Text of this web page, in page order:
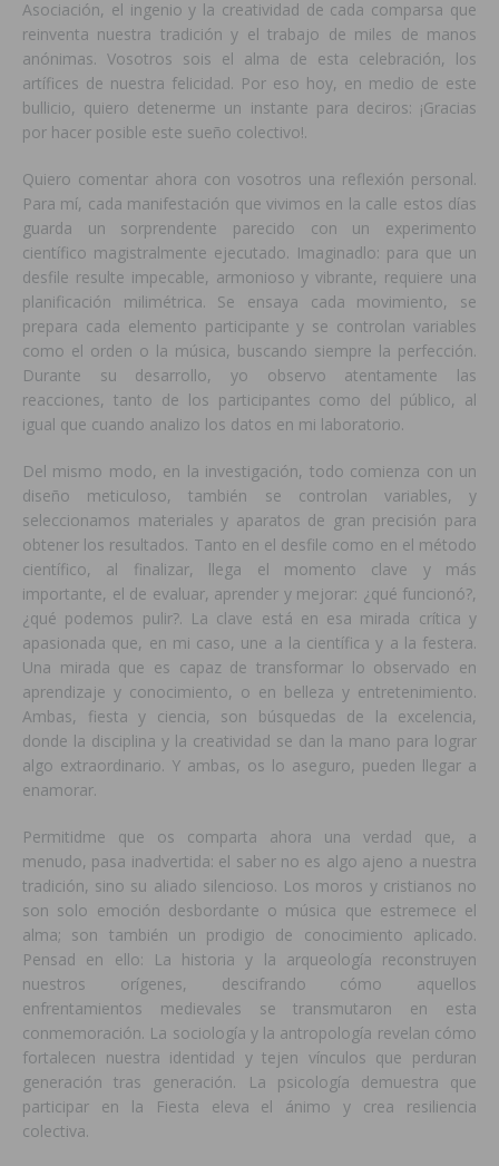
Asociación, el ingenio y la creatividad de cada comparsa que
reinventa nuestra tradición y el trabajo de miles de manos
anónimas. Vosotros sois el alma de esta celebración, los
artífices de nuestra felicidad. Por eso hoy, en medio de este
bullicio, quiero detenerme un instante para deciros: ¡Gracias
por hacer posible este sueño colectivo!.
Quiero comentar ahora con vosotros una reflexión personal.
Para mí, cada manifestación que vivimos en la calle estos días
guarda un sorprendente parecido con un experimento
científico magistralmente ejecutado. Imaginadlo: para que un
desfile resulte impecable, armonioso y vibrante, requiere una
planificación milimétrica. Se ensaya cada movimiento, se
prepara cada elemento participante y se controlan variables
como el orden o la música, buscando siempre la perfección.
Durante su desarrollo, yo observo atentamente las
reacciones, tanto de los participantes como del público, al
igual que cuando analizo los datos en mi laboratorio.
Del mismo modo, en la investigación, todo comienza con un
diseño meticuloso, también se controlan variables, y
seleccionamos materiales y aparatos de gran precisión para
obtener los resultados. Tanto en el desfile como en el método
científico, al finalizar, llega el momento clave y más
importante, el de evaluar, aprender y mejorar: ¿qué funcionó?,
¿qué podemos pulir?. La clave está en esa mirada crítica y
apasionada que, en mi caso, une a la científica y a la festera.
Una mirada que es capaz de transformar lo observado en
aprendizaje y conocimiento, o en belleza y entretenimiento.
Ambas, fiesta y ciencia, son búsquedas de la excelencia,
donde la disciplina y la creatividad se dan la mano para lograr
algo extraordinario. Y ambas, os lo aseguro, pueden llegar a
enamorar.
Permitidme que os comparta ahora una verdad que, a
menudo, pasa inadvertida: el saber no es algo ajeno a nuestra
tradición, sino su aliado silencioso. Los moros y cristianos no
son solo emoción desbordante o música que estremece el
alma; son también un prodigio de conocimiento aplicado.
Pensad en ello: La historia y la arqueología reconstruyen
nuestros orígenes, descifrando cómo aquellos
enfrentamientos medievales se transmutaron en esta
conmemoración. La sociología y la antropología revelan cómo
fortalecen nuestra identidad y tejen vínculos que perduran
generación tras generación. La psicología demuestra que
participar en la Fiesta eleva el ánimo y crea resiliencia
colectiva.